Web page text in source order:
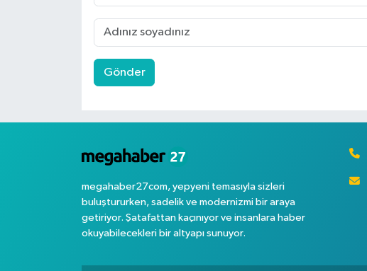
Gönder
megahaber27com, yepyeni temasıyla sizleri
buluştururken, sadelik ve modernizmi bir araya
getiriyor. Şatafattan kaçınıyor ve insanlara haber
okuyabilecekleri bir altyapı sunuyor.